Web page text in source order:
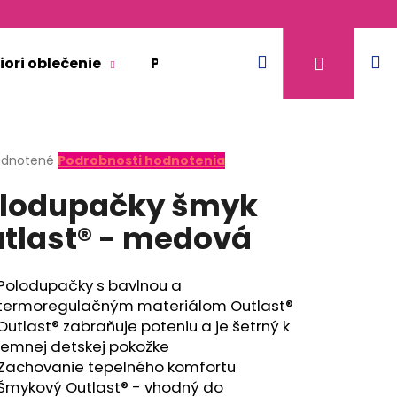
oblečenie Pre dospelých Doplnkový
Hľadať
Podrobnosti hodnotenia
šmyk
- medová
s bavlnou a
materiálom Outlast®
zabraňuje poteniu a je šetrný k
detskej pokožke
tepelného komfortu
Outlast® - vhodný do
TENKÉ VÝSTRIH U